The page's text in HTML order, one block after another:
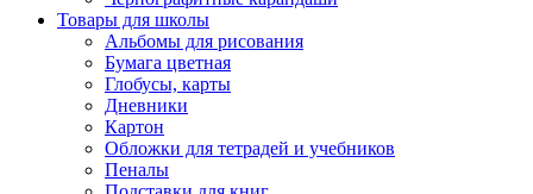
Товары для школы
Альбомы для рисования
Бумага цветная
Глобусы, карты
Дневники
Картон
Обложки для тетрадей и учебников
Пеналы